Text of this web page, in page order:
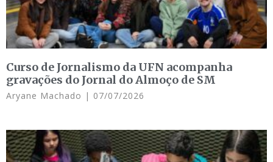
Curso de Jornalismo da UFN acompanha
gravações do Jornal do Almoço de SM
Aryane Machado 07/07/2026